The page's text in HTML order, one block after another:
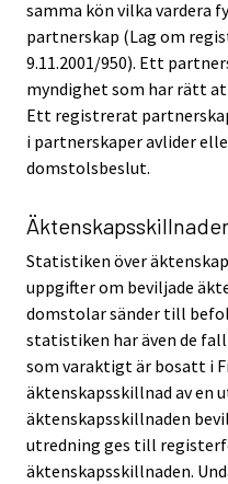
samma kön vilka vardera
partnerskap (Lag om
9.11.2001/950). Ett
myndighet som har rätt
Ett registrerat
i partnerskaper avlider
domstolsbeslut.
Äktenskapsskillnader
Statistiken över
uppgifter om beviljade
domstolar sänder till
statistiken har även de
som varaktigt är bosatt i
äktenskapsskillnad av en
äktenskapsskillnaden
utredning ges till
äktenskapsskillnaden.